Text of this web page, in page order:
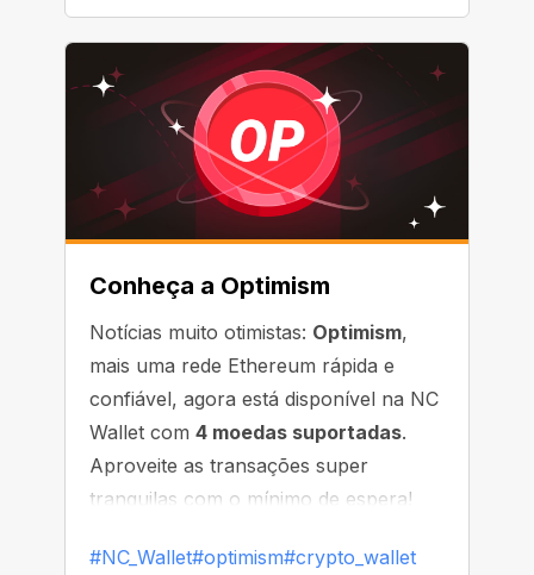
Conheça a Optimism
Notícias muito otimistas: Optimism,
mais uma rede Ethereum rápida e
confiável, agora está disponível na NC
Wallet com 4 moedas suportadas.
Aproveite as transações super
tranquilas com o mínimo de espera!
#NC_Wallet#optimism#crypto_wallet